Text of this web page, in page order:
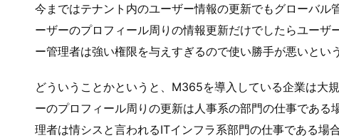
今まではテナント内のユーザー情報の更新でもグローバ
ーザーのプロフィール周りの情報更新だけでしたらユー
ー管理者は強い権限を与えすぎるので使い勝手が悪いとい
どういうことかというと、M365を導入している企業は大
ーのプロフィール周りの更新は人事系の部門の仕事であ
理者は情シスと言われるITインフラ系部門の仕事である場